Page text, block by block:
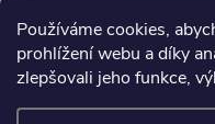
Používáme cookies,
prohlížení webu a díky
zlepšovali jeho funkce,
Facebook